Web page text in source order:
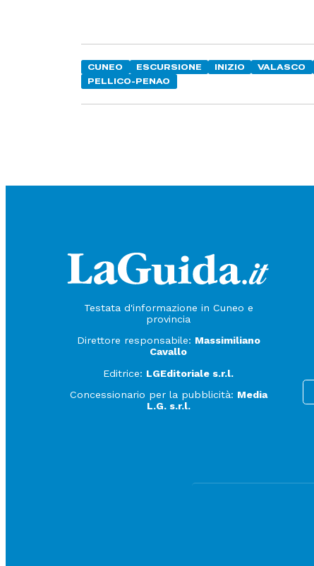
CUNEO ESCURSIONE INIZIO VALASCO
PELLICO-PENAO
Testata d'informazione in Cuneo e
provincia
Direttore responsabile: Massimiliano
Cavallo
Editrice: LGEditoriale s.r.l.
Concessionario per la pubblicità: Media
L.G. s.r.l.